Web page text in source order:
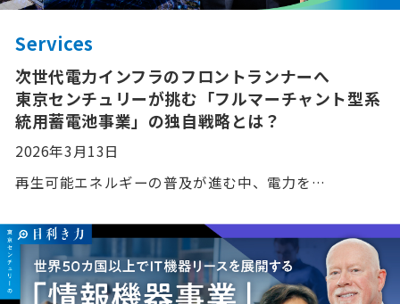
Services
次世代電力インフラのフロントランナーへ
東京センチュリーが挑む「フルマーチャント型系
統用蓄電池事業」の独自戦略とは？
2026年3月13日
再生可能エネルギーの普及が進む中、電力を…